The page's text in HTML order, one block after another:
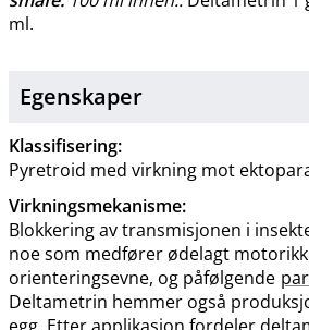
ml.
Egenskaper
Klassifisering:
Pyretroid med virkning mot
Virkningsmekanisme:
Blokkering av transmisjonen i
noe som medfører ødelagt
orienteringsevne, og påfølgende
Deltametrin hemmer også